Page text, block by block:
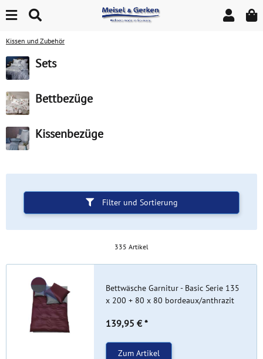
Kissen und Zubehör
Sets
Bettbezüge
Kissenbezüge
Filter und Sortierung
335 Artikel
Bettwäsche Garnitur - Basic Serie 135
x 200 + 80 x 80 bordeaux/anthrazit
139,95 € *
Zum Artikel